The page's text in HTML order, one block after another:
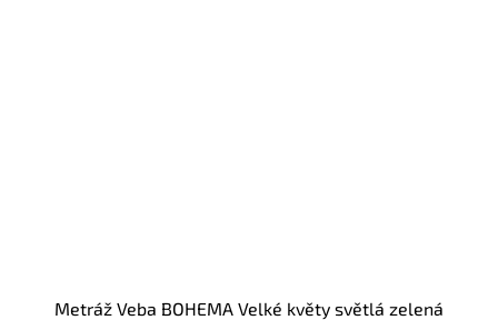
Metráž Veba BOHEMA Velké květy světlá zelená